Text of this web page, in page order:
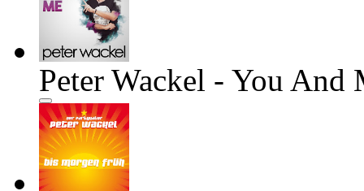
Peter Wackel - You